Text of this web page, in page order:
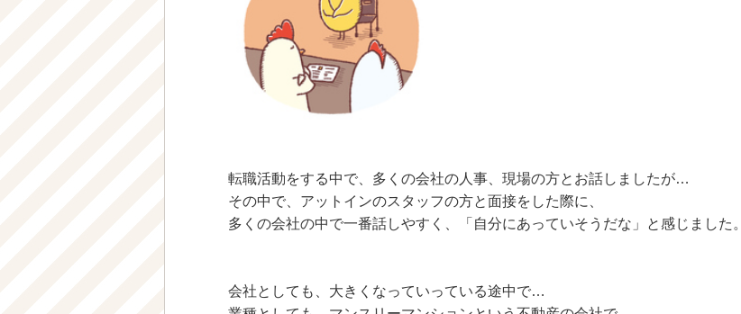
転職活動をする中で、多くの会社の人事、現場の方とお話しましたが…
その中で、アットインのスタッフの方と面接をした際に、
多くの会社の中で一番話しやすく、「自分にあっていそうだな」と感じました。
会社としても、大きくなっていっている途中で…